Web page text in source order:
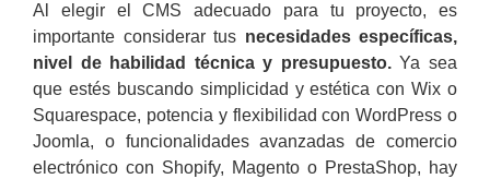
Al elegir el CMS adecuado para tu proyecto, es
importante considerar tus necesidades específicas,
nivel de habilidad técnica y presupuesto.Ya sea
que estés buscando simplicidad y estética con Wix o
Squarespace, potencia y flexibilidad con WordPress o
Joomla, o funcionalidades avanzadas de comercio
electrónico con Shopify, Magento o PrestaShop, hay